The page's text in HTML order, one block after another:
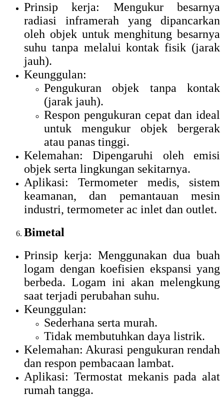
Prinsip kerja: Mengukur besarnya
radiasi inframerah yang dipancarkan
oleh objek untuk menghitung besarnya
suhu tanpa melalui kontak fisik (jarak
jauh).
Keunggulan:
Pengukuran objek tanpa kontak
(jarak jauh).
Respon pengukuran cepat dan ideal
untuk mengukur objek bergerak
atau panas tinggi.
Kelemahan: Dipengaruhi oleh emisi
objek serta lingkungan sekitarnya.
Aplikasi: Termometer medis, sistem
keamanan, dan pemantauan mesin
industri, termometer ac inlet dan outlet.
Bimetal
Prinsip kerja: Menggunakan dua buah
logam dengan koefisien ekspansi yang
berbeda. Logam ini akan melengkung
saat terjadi perubahan suhu.
Keunggulan:
Sederhana serta murah.
Tidak membutuhkan daya listrik.
Kelemahan: Akurasi pengukuran rendah
dan respon pembacaan lambat.
Aplikasi: Termostat mekanis pada alat
rumah tangga.